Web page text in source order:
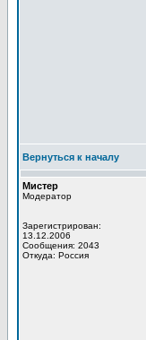
Вернуться к началу
Мистер
Модератор
Зарегистрирован:
13.12.2006
Сообщения: 2043
Откуда: Россия